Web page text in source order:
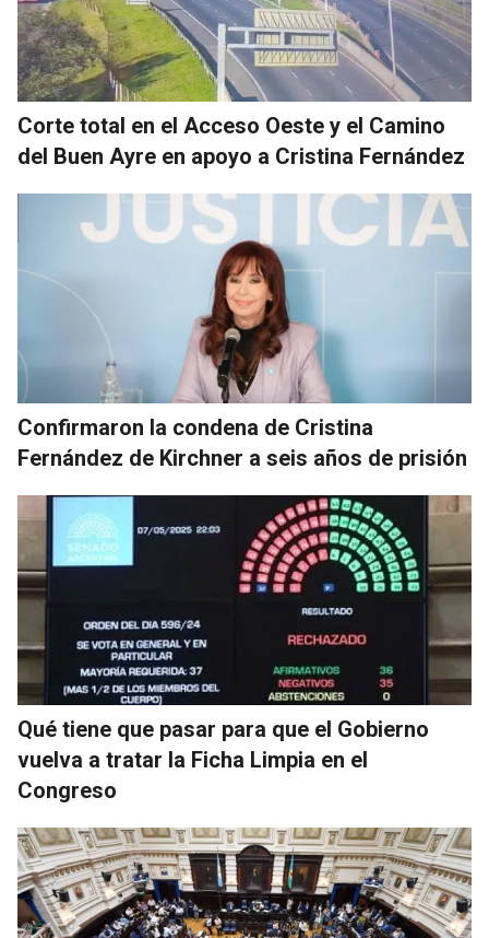
Corte total en el Acceso Oeste y el Camino
del Buen Ayre en apoyo a Cristina Fernández
Confirmaron la condena de Cristina
Fernández de Kirchner a seis años de prisión
Qué tiene que pasar para que el Gobierno
vuelva a tratar la Ficha Limpia en el
Congreso